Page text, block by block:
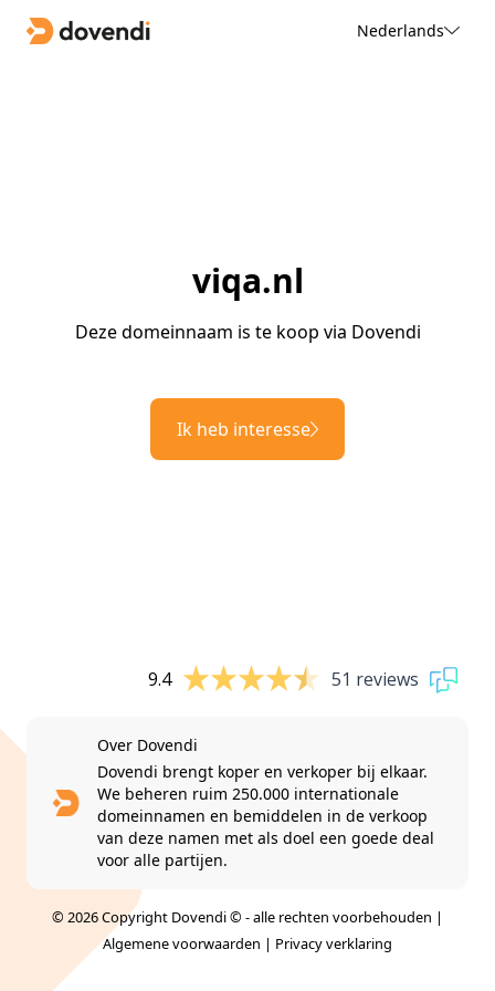
Nederlands
viqa.nl
Deze domeinnaam is te koop via Dovendi
Ik heb interesse
9.4 51 reviews
Over Dovendi
Dovendi brengt koper en verkoper bij elkaar.
We beheren ruim 250.000 internationale
domeinnamen en bemiddelen in de verkoop
van deze namen met als doel een goede deal
voor alle partijen.
© 2026 Copyright Dovendi © - alle rechten voorbehouden |
Algemene voorwaarden | Privacy verklaring